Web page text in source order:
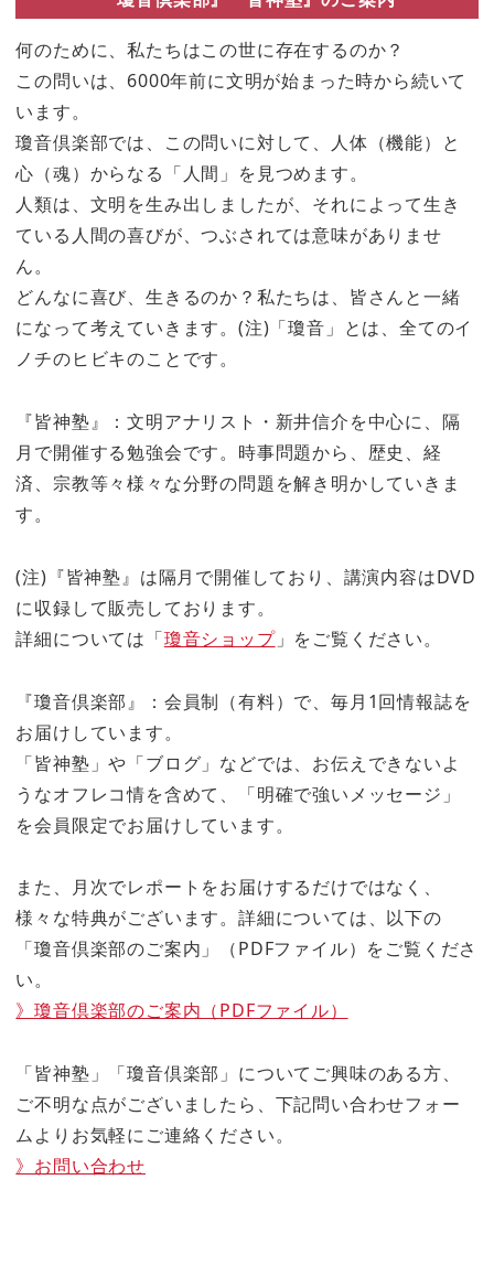
何のために、私たちはこの世に存在するのか？
この問いは、6000年前に文明が始まった時から続いて
います。
瓊音倶楽部では、この問いに対して、人体（機能）と
心（魂）からなる「人間」を見つめます。
人類は、文明を生み出しましたが、それによって生き
ている人間の喜びが、つぶされては意味がありませ
ん。
どんなに喜び、生きるのか？私たちは、皆さんと一緒
になって考えていきます。(注)「瓊音」とは、全てのイ
ノチのヒビキのことです。
『皆神塾』：文明アナリスト・新井信介を中心に、隔
月で開催する勉強会です。時事問題から、歴史、経
済、宗教等々様々な分野の問題を解き明かしていきま
す。
(注)『皆神塾』は隔月で開催しており、講演内容はDVD
に収録して販売しております。
詳細については「瓊音ショップ」をご覧ください。
『瓊音倶楽部』：会員制（有料）で、毎月1回情報誌を
お届けしています。
「皆神塾」や「ブログ」などでは、お伝えできないよ
うなオフレコ情を含めて、「明確で強いメッセージ」
を会員限定でお届けしています。
また、月次でレポートをお届けするだけではなく、
様々な特典がございます。詳細については、以下の
「瓊音倶楽部のご案内」（PDFファイル）をご覧くださ
い。
》瓊音倶楽部のご案内（PDFファイル）
「皆神塾」「瓊音倶楽部」についてご興味のある方、
ご不明な点がございましたら、下記問い合わせフォー
ムよりお気軽にご連絡ください。
》お問い合わせ